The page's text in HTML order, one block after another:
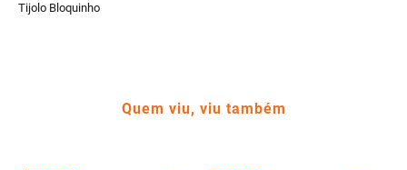
Tijolo Bloquinho
Quem viu, viu também